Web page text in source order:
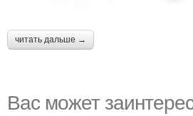
читать дальше →
Вас может